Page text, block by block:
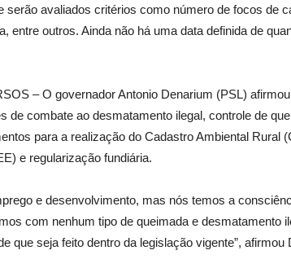
serão avaliados critérios como número de focos de
entre outros. Ainda não há uma data definida de
– O governador Antonio Denarium (PSL)
de combate ao desmatamento ilegal, controle de
para a realização do Cadastro Ambiental Rural
e regularização fundiária.
e desenvolvimento, mas nós temos a
com nenhum tipo de queimada e desmatamento
que seja feito dentro da legislação vigente”, afirmou